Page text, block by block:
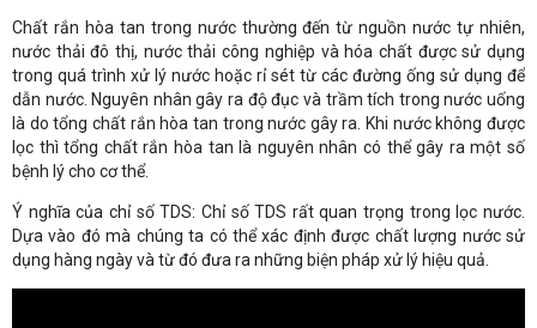
Chất rắn hòa tan trong nước thường đến từ nguồn nước tự nhiên,
nước thải đô thị, nước thải công nghiệp và hóa chất được sử dụng
trong quá trình xử lý nước hoặc rỉ sét từ các đường ống sử dụng để
dẫn nước. Nguyên nhân gây ra độ đục và trầm tích trong nước uống
là do tổng chất rắn hòa tan trong nước gây ra. Khi nước không được
lọc thì tổng chất rắn hòa tan là nguyên nhân có thể gây ra một số
bệnh lý cho cơ thể.
Ý nghĩa của chỉ số TDS: Chỉ số TDS rất quan trọng trong lọc nước.
Dựa vào đó mà chúng ta có thể xác định được chất lượng nước sử
dụng hàng ngày và từ đó đưa ra những biện pháp xử lý hiệu quả.